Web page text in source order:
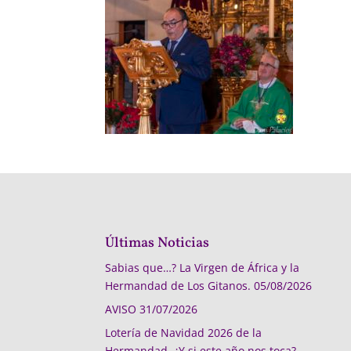
Últimas Noticias
Sabias que…? La Virgen de África y la
Hermandad de Los Gitanos. 05/08/2026
AVISO 31/07/2026
Lotería de Navidad 2026 de la